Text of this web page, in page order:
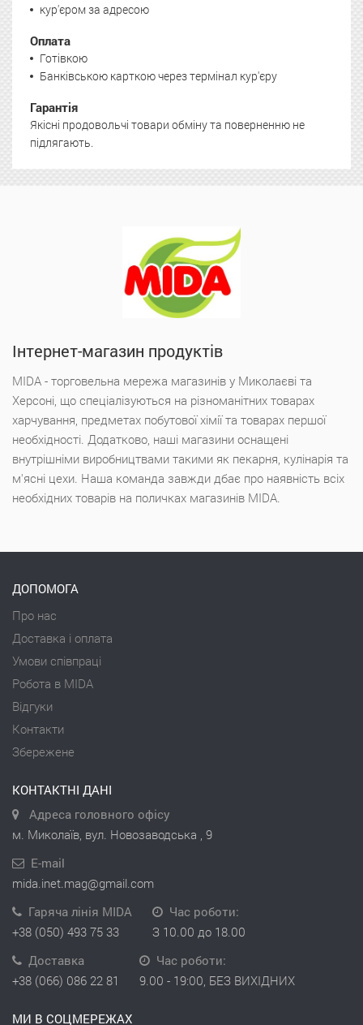
кур'єром за адресою
Оплата
Готівкою
Банківською карткою через термінал кур'єру
Гарантія
Якісні продовольчі товари обміну та поверненню не
підлягають.
Інтернет-магазин продуктів
MIDA - торговельна мережа магазинів у Миколаєві та
Херсоні, що спеціалізуються на різноманітних товарах
харчування, предметах побутової хімії та товарах першої
необхідності. Додатково, наші магазини оснащені
внутрішніми виробництвами такими як пекарня, кулінарія та
м'ясні цехи. Наша команда завжди дбає про наявність всіх
необхідних товарів на поличках магазинів MIDA.
ДОПОМОГА
Про нас
Доставка і оплата
Умови співпраці
Робота в MIDA
Відгуки
Контакти
Збережене
КОНТАКТНІ ДАНІ
Адреса головного офісу
м. Миколаїв, вул. Новозаводська , 9
E-mail
mida.inet.mag@gmail.com
Гаряча лінія MIDA
+38 (050) 493 75 33
Час роботи:
З 10.00 до 18.00
Доставка
+38 (066) 086 22 81
Час роботи:
9.00 - 19:00, БЕЗ ВИХІДНИХ
МИ В СОЦМЕРЕЖАХ